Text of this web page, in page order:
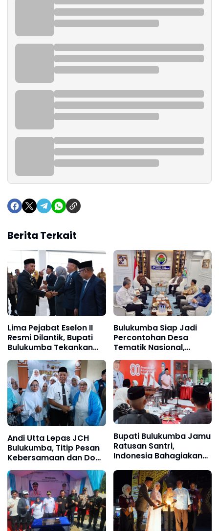
Berita Terkait
Lima Pejabat Eselon II
Resmi Dilantik, Bupati
Bulukumba Tekankan
Profesionalisme dan
Efisiensi Anggaran 2026
Bulukumba Siap Jadi
Percontohan Desa
Tematik Nasional,
Bupati Andi Utta Temui
Mendes PDT
Andi Utta Lepas JCH
Bulukumba, Titip Pesan
Kebersamaan dan Doa
untuk Daerah
Bupati Bulukumba Jamu
Ratusan Santri,
Indonesia Bahagiakan
Bumi Panritalopi